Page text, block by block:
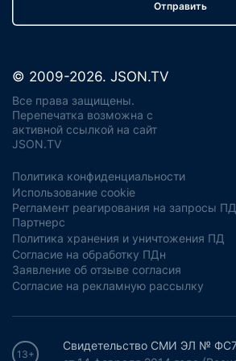
Отправить
© 2009-2026. JSON.TV
Все права защищены.
Перепечатка возможна с
активной ссылкой на сайт
JSON.TV
Политика конфиденциальности
Использование cookie
Регламент реагирования на запросы
Партнерс
Политика хранения и уничтожения ПД
Согласие на обработку ПДн
Заявление об отзыве согласия
Согласие на рекламную рассылку
13+
Свидетельство СМИ ЭЛ №